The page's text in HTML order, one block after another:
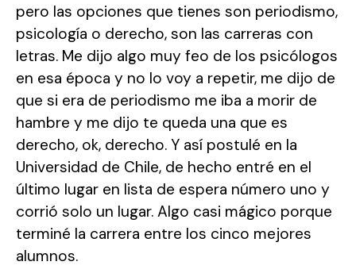
pero las opciones que tienes son periodismo,
psicología o derecho, son las carreras con
letras. Me dijo algo muy feo de los psicólogos
en esa época y no lo voy a repetir, me dijo de
que si era de periodismo me iba a morir de
hambre y me dijo te queda una que es
derecho, ok, derecho. Y así postulé en la
Universidad de Chile, de hecho entré en el
último lugar en lista de espera número uno y
corrió solo un lugar. Algo casi mágico porque
terminé la carrera entre los cinco mejores
alumnos.